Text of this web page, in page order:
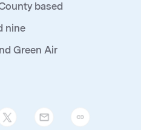
based
nine
Green Air